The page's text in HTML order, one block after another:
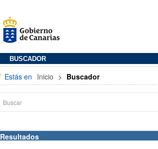
BUSCADOR
Estás en Inicio > Buscador
Resultados